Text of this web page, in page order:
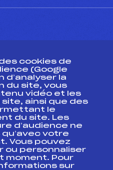
fédéral
Formation, Suivi
cookies de
(Google
d’analyser la
du site, vous
vidéo et les
ainsi que des
le
du site. Les
d’audience ne
votre
Vous pouvez
ou personnaliser
moment. Pour
sur